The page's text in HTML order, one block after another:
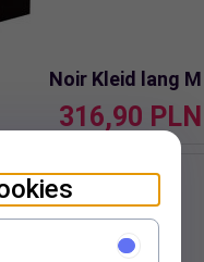
Noir Kleid lang M
316,90 PLN